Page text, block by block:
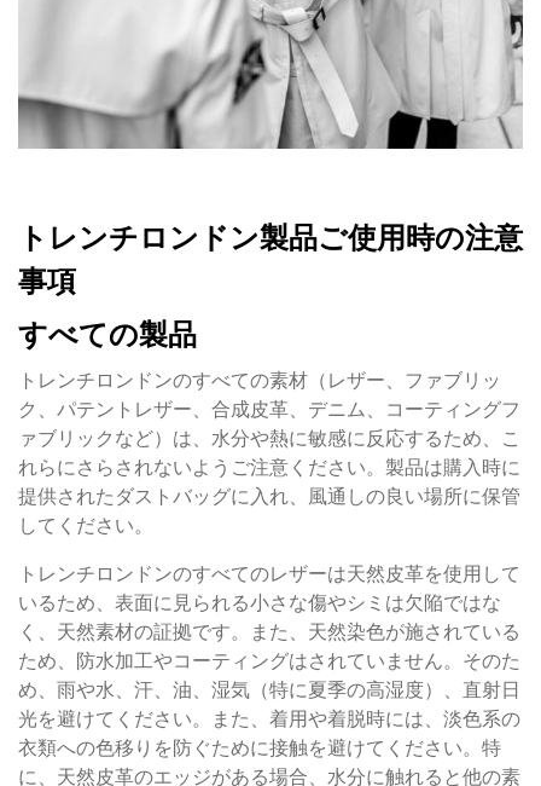
トレンチロンドン製品ご使用時の注意
事項
すべての製品
トレンチロンドンのすべての素材（レザー、ファブリッ
ク、パテントレザー、合成皮革、デニム、コーティングフ
ァブリックなど）は、水分や熱に敏感に反応するため、こ
れらにさらされないようご注意ください。製品は購入時に
提供されたダストバッグに入れ、風通しの良い場所に保管
してください。
トレンチロンドンのすべてのレザーは天然皮革を使用して
いるため、表面に見られる小さな傷やシミは欠陥ではな
く、天然素材の証拠です。また、天然染色が施されている
ため、防水加工やコーティングはされていません。そのた
め、雨や水、汗、油、湿気（特に夏季の高湿度）、直射日
光を避けてください。また、着用や着脱時には、淡色系の
衣類への色移りを防ぐために接触を避けてください。特
に、天然皮革のエッジがある場合、水分に触れると他の素